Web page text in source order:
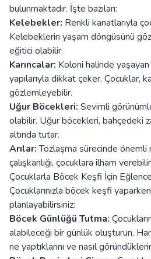
bulunmaktadır. İşte bazıları:
Kelebekler: Renkli kanatlarıyla
Kelebeklerin yaşam döngüsünü
eğitici olabilir.
Karıncalar: Koloni halinde
yapılarıyla dikkat çeker. Çocuklar,
gözlemleyebilir.
Uğur Böcekleri: Sevimli
olabilir. Uğur böcekleri, bahçedeki
altında tutar.
Arılar:Tozlaşma sürecinde önemli
çalışkanlığı, çocuklara ilham
Çocuklarla Böcek Keşfi İçin
Çocuklarınızla böcek keşfi
planlayabilirsiniz:
Böcek Günlüğü Tutma:
alabileceği bir günlük oluşturun.
ne yaptıklarını ve nasıl